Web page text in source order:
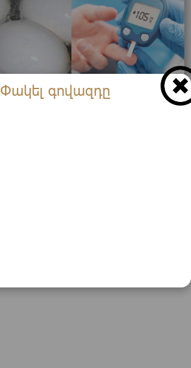
Փակել գովազդը